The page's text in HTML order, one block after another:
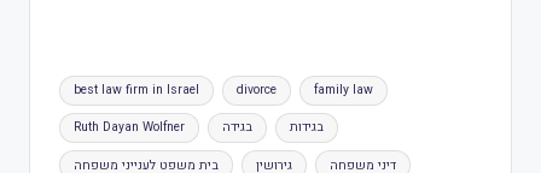
best law firm in Israel divorce family law
Ruth Dayan Wolfner בגידה בגידות
בית משפט לענייני משפחה גירושין דיני משפחה